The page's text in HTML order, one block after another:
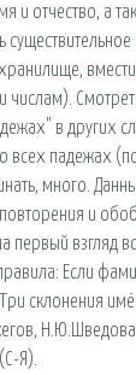
и отчество, а
в других
всех падежах
много.
повторения и
первый взгляд
Если
склонения
Я).